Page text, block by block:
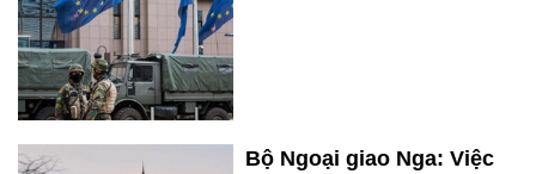
Bộ Ngoại giao Nga: Việc